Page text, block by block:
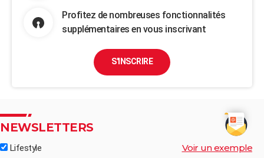
Profitez de nombreuses fonctionnalités
supplémentaires en vous inscrivant
S'INSCRIRE
NEWSLETTERS
Lifestyle Voir un exemple